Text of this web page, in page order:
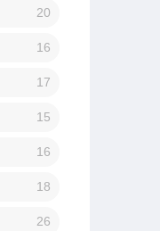
20
16
17
15
16
18
26